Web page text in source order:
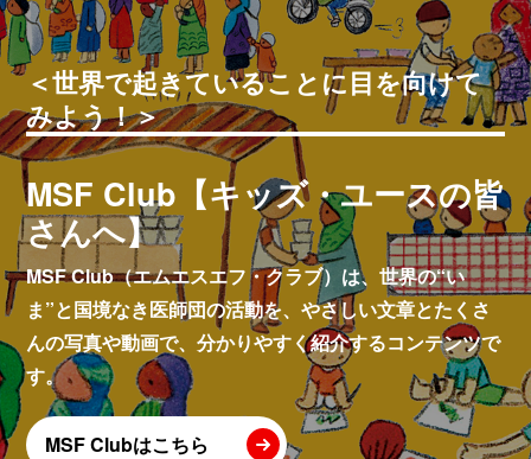
＜世界で起きていることに目を向けて
みよう！＞
MSF Club【キッズ・ユースの皆
さんへ】
MSF Club（エムエスエフ・クラブ）は、世界の“い
ま”と国境なき医師団の活動を、やさしい文章とたくさ
んの写真や動画で、分かりやすく紹介するコンテンツで
す。
MSF Clubはこちら